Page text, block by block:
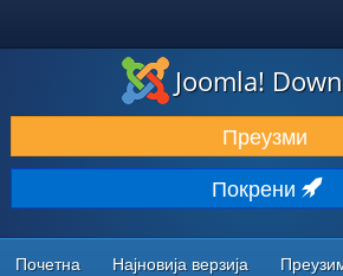
ПРЕУЗИМАЊЕ И ПРОШИРЕЊА
ОТКРИЈТЕ И НАУЧИТЕ
ЗАЈЕДНИЦА И ПОДРШКА
РЕСУРСИ ЗА РАЗВОЈ
Joomla!
Преузми
Покрени
Почетна Најновија верзија